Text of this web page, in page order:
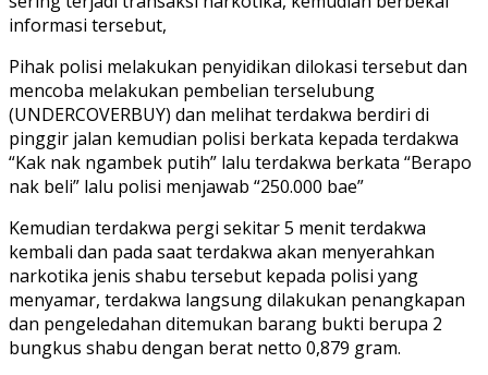
informasi tersebut,
Pihak polisi melakukan penyidikan dilokasi tersebut dan
mencoba melakukan pembelian terselubung
(UNDERCOVERBUY) dan melihat terdakwa berdiri di
pinggir jalan kemudian polisi berkata kepada terdakwa
“Kak nak ngambek putih” lalu terdakwa berkata “Berapo
nak beli” lalu polisi menjawab “250.000 bae”
Kemudian terdakwa pergi sekitar 5 menit terdakwa
kembali dan pada saat terdakwa akan menyerahkan
narkotika jenis shabu tersebut kepada polisi yang
menyamar, terdakwa langsung dilakukan penangkapan
dan pengeledahan ditemukan barang bukti berupa 2
bungkus shabu dengan berat netto 0,879 gram.